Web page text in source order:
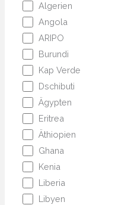
Algerien
Angola
ARIPO
Burundi
Kap Verde
Dschibuti
Ägypten
Eritrea
Äthiopien
Ghana
Kenia
Liberia
Libyen